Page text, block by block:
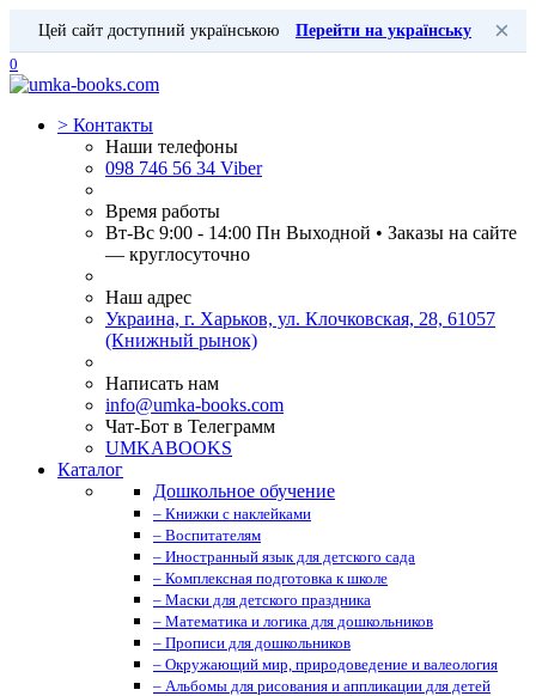
Цей сайт доступний українською Перейти на українську ×
0
> Контакты
Наши телефоны
098 746 56 34 Viber
Время работы
Вт-Вс 9:00 - 14:00 Пн Выходной • Заказы на сайте
— круглосуточно
Наш адрес
Украина, г. Харьков, ул. Клочковская, 28, 61057
(Книжный рынок)
Написать нам
info@umka-books.com
Чат-Бот в Телеграмм
UMKABOOKS
Каталог
Дошкольное обучение
– Книжки с наклейками
– Воспитателям
– Иностранный язык для детского сада
– Комплексная подготовка к школе
– Маски для детского праздника
– Математика и логика для дошкольников
– Прописи для дошкольников
– Окружающий мир, природоведение и валеология
– Альбомы для рисования и аппликации для детей